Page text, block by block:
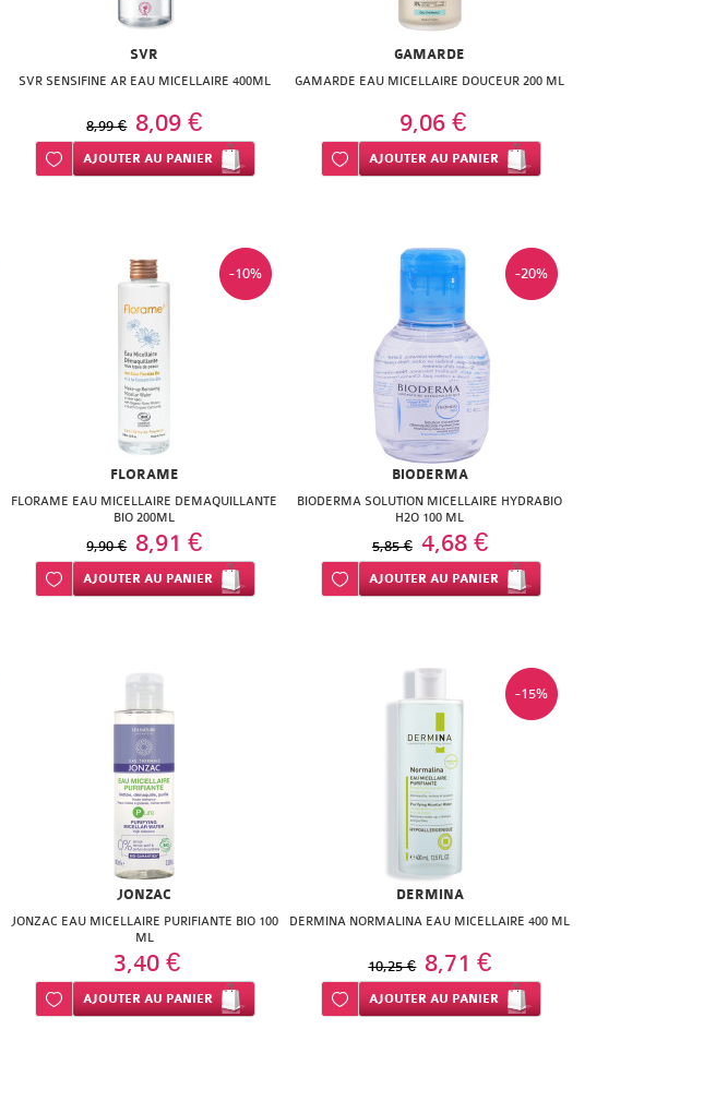
SVR
SVR SENSIFINE AR EAU MICELLAIRE 400ML
8,99 € 8,09 €
Ajouter à ma liste d’envie
AJOUTERAU PANIER
GAMARDE
GAMARDE EAU MICELLAIRE DOUCEUR 200 ML
9,06 €
Ajouter à ma liste d’envie
AJOUTER AU PANIER
-10%
FLORAME
FLORAME EAU MICELLAIRE DEMAQUILLANTE
BIO 200ML
9,90 € 8,91 €
Ajouter à ma liste d’envie
AJOUTERAU PANIER
-20%
BIODERMA
BIODERMA SOLUTION MICELLAIRE HYDRABIO
H2O 100 ML
5,85 € 4,68 €
Ajouter à ma liste d’envie
AJOUTER AU PANIER
JONZAC
JONZAC EAU MICELLAIRE PURIFIANTE BIO 100
ML
3,40 €
Ajouter à ma liste d’envie
AJOUTERAU PANIER
-15%
DERMINA
DERMINA NORMALINA EAU MICELLAIRE 400 ML
10,25 € 8,71 €
Ajouter à ma liste d’envie
AJOUTER AU PANIER